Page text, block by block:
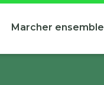
Marcher ensemble